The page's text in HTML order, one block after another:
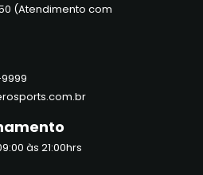
(Atendimento com
às 21:00hrs